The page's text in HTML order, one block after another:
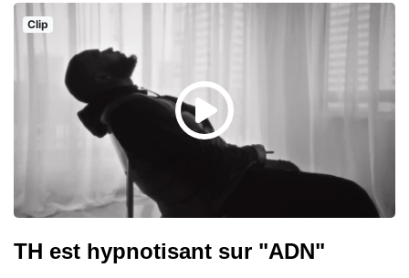
Clip
TH est hypnotisant sur "ADN"